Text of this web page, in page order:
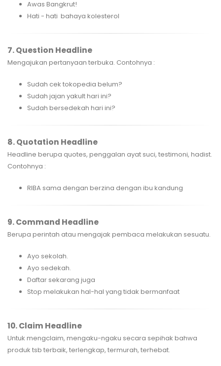
Awas Bangkrut!
Hati - hati bahaya kolesterol
7. Question Headline
Mengajukan pertanyaan terbuka. Contohnya :
Sudah cek tokopedia belum?
Sudah jajan yakult hari ini?
Sudah bersedekah hari ini?
8. Quotation Headline
Headline berupa quotes, penggalan ayat suci, testimoni, hadist.
Contohnya :
RIBA sama dengan berzina dengan ibu kandung
9. Command Headline
Berupa perintah atau mengajak pembaca melakukan sesuatu.
Ayo sekolah.
Ayo sedekah.
Daftar sekarang juga
Stop melakukan hal-hal yang tidak bermanfaat
10. Claim Headline
Untuk mengclaim, mengaku-ngaku secara sepihak bahwa
produk tsb terbaik, terlengkap, termurah, terhebat.